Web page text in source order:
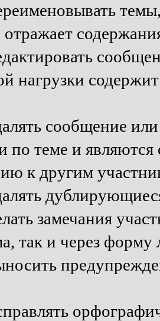
отражает
нагрузки
сообщение
по теме и
к другим
замечания
так и через